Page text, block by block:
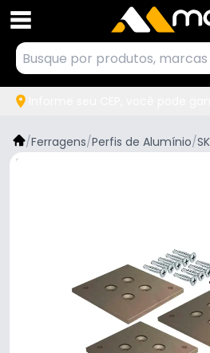
/Ferragens/Perfis de Alumínio/